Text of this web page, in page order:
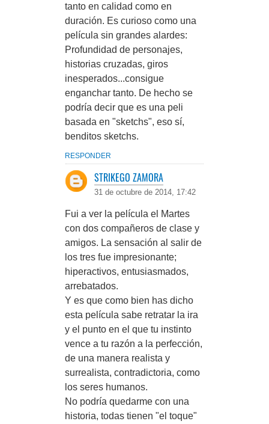
tanto en calidad como en
duración. Es curioso como una
película sin grandes alardes:
Profundidad de personajes,
historias cruzadas, giros
inesperados...consigue
enganchar tanto. De hecho se
podría decir que es una peli
basada en "sketchs", eso sí,
benditos sketchs.
RESPONDER
STRIKEGO ZAMORA
31 de octubre de 2014, 17:42
Fui a ver la película el Martes
con dos compañeros de clase y
amigos. La sensación al salir de
los tres fue impresionante;
hiperactivos, entusiasmados,
arrebatados.
Y es que como bien has dicho
esta película sabe retratar la ira
y el punto en el que tu instinto
vence a tu razón a la perfección,
de una manera realista y
surrealista, contradictoria, como
los seres humanos.
No podría quedarme con una
historia, todas tienen "el toque"